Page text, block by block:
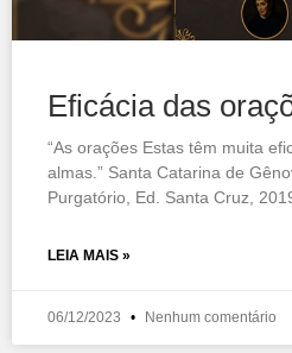
Eficácia das
“As orações Estas têm muita
almas.” Santa Catarina de
Purgatório, Ed. Santa Cruz,
LEIA MAIS »
06/12/2023 Nenhum comentário